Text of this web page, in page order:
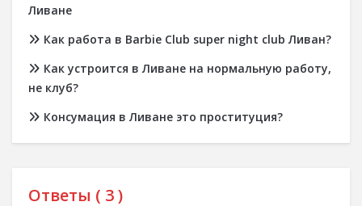
Ливане
Как работа в Barbie Club super night club Ливан?
Как устроится в Ливане на нормальную работу,
не клуб?
Консумация в Ливане это проституция?
Ответы ( 3)